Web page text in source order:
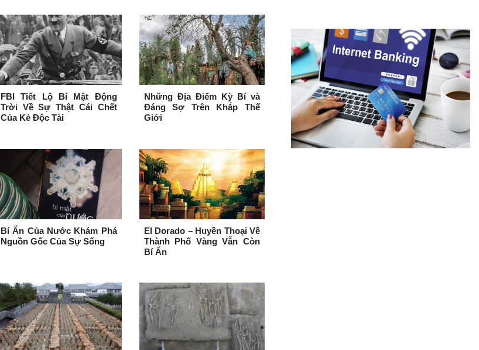
FBI Tiết Lộ Bí Mật Động
Trời Về Sự Thật Cái Chết
Của Kẻ Độc Tài
Những Địa Điểm Kỳ Bí và
Đáng Sợ Trên Khắp Thế
Giới
Bí Ẩn Của Nước Khám Phá
Nguồn Gốc Của Sự Sống
El Dorado – Huyền Thoại Về
Thành Phố Vàng Vẫn Còn
Bí Ẩn